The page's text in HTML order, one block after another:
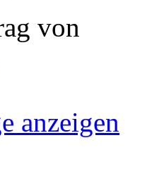
von
anzeigen